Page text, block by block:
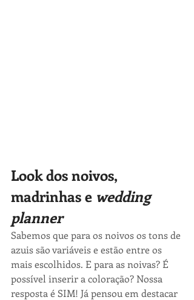
Look dos noivos,
madrinhas e wedding
planner
Sabemos que para os noivos os tons de
azuis são variáveis e estão entre os
mais escolhidos. E para as noivas? É
possível inserir a coloração? Nossa
resposta é SIM! Já pensou em destacar